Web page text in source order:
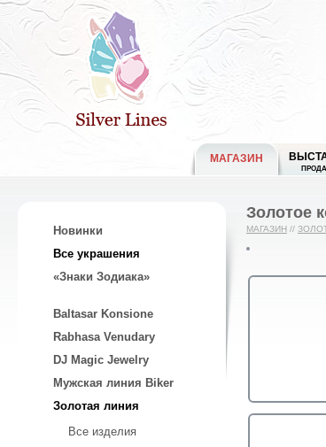
МАГАЗИН
Новинки
Все украшения
«Знаки Зодиака»
Baltasar Konsione
Rabhasa Venudary
DJ Magic Jewelry
Мужская линия Biker
Золотая линия
Все изделия
Золотое
МАГАЗИН //